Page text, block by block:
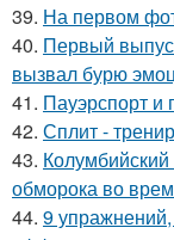
39. На первом
40. Первый
вызвал бурю
41. Пауэрспорт и
42. Сплит -
43.
обморока во
44. 9 упражнений,